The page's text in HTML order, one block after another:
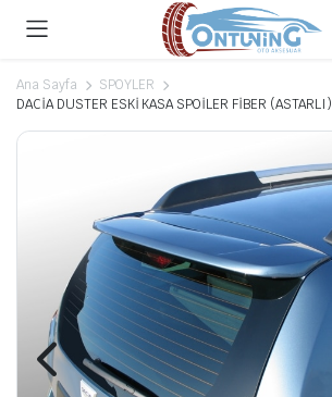
Ana Sayfa
SPOYLER
DACİA DUSTER ESKİ KASA SPOİLER FİBER (ASTARLI)